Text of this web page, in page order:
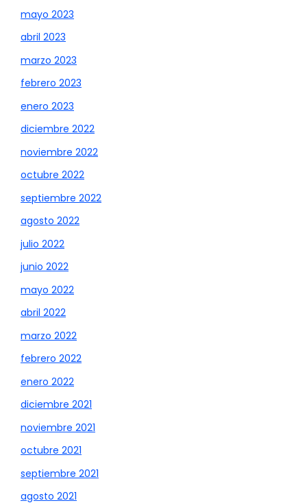
mayo 2023
abril 2023
marzo 2023
febrero 2023
enero 2023
diciembre 2022
noviembre 2022
octubre 2022
septiembre 2022
agosto 2022
julio 2022
junio 2022
mayo 2022
abril 2022
marzo 2022
febrero 2022
enero 2022
diciembre 2021
noviembre 2021
octubre 2021
septiembre 2021
agosto 2021